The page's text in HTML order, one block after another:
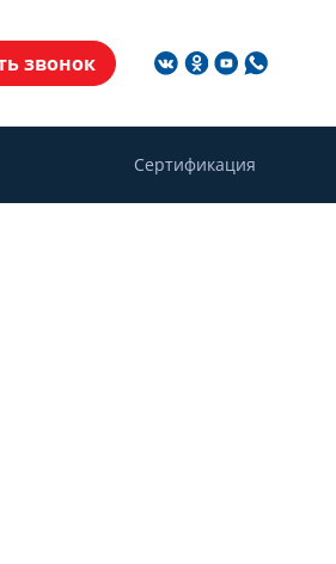
звонок
Сертификация